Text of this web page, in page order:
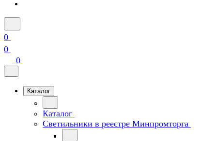
0
0
0
Каталог
Каталог
Светильники в реестре Минпромторга